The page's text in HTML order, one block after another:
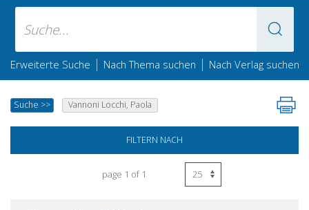
Erweiterte Suche | Nach Thema suchen | Nach Verlag suchen
Suche >> Vannoni Locchi, Paola
FILTERN NACH
page 1 of 1